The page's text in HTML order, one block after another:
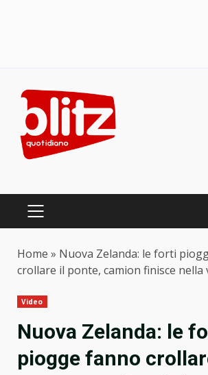
content
PRIMARY
Home » Nuova Zelanda: le forti
crollare il ponte, camion finisce nella
Video
Nuova Zelanda: le
piogge fanno